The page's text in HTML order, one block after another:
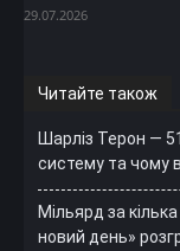
29.07.2026
Читайте також
Шарліз Терон —
систему та чому
Мільярд за
новий день»